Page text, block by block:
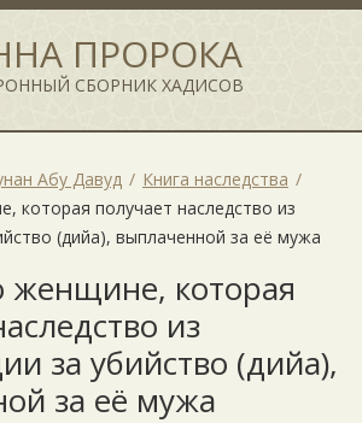
ПРОРОКА
СБОРНИК ХАДИСОВ
Абу Давуд
Книга наследства
которая получает наследство из
(дийа), выплаченной за её мужа
женщине, которая
из
за убийство (дийа),
за её мужа